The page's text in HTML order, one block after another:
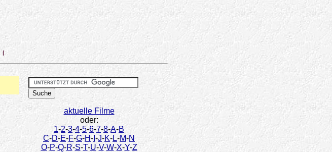
|
aktuelle Filme
oder:
1-2-3-4-5-6-7-8-A-B
C-D-E-F-G-H- -J-K-L-M-N
O-P-Q-R-S-T-U-V-W-X-Y-Z